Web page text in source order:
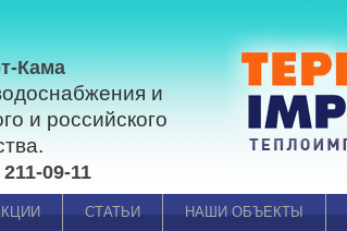
Кама
и
и российского
09-11
СТАТЬИ НАШИ ОБЪЕКТЫ